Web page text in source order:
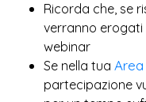
Ricorda che, se
verranno
webinar
Se nella tua
partecipazione